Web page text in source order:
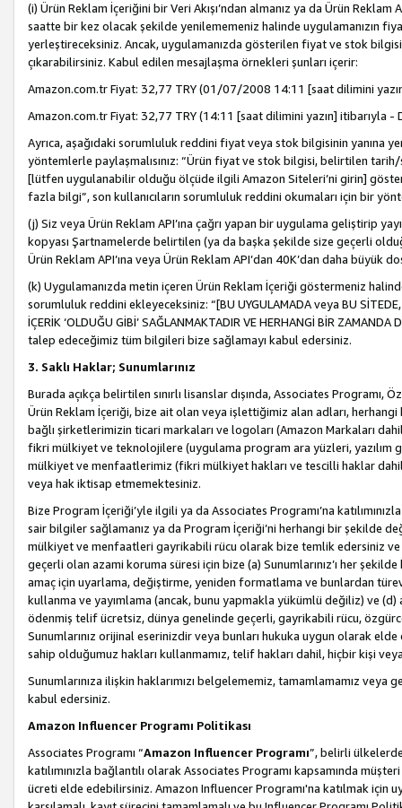
(i) Ürün Reklam İçeriğini bir Veri Akışı’ndan almanız ya da Ürün
saatte bir kez olacak şekilde yenilememeniz halinde uygulamanızın
yerleştireceksiniz. Ancak, uygulamanızda gösterilen fiyat ve stok
çıkarabilirsiniz. Kabul edilen mesajlaşma örnekleri şunları içerir:
Amazon.com.tr Fiyat: 32,77 TRY (01/07/2008 14:11 [saat dilimini
Amazon.com.tr Fiyat: 32,77 TRY (14:11 [saat dilimini yazın] itibarıyla -
Ayrıca, aşağıdaki sorumluluk reddini fiyat veya stok bilgisinin yanına
yöntemlerle paylaşmalısınız: “Ürün fiyat ve stok bilgisi, belirtilen
[lütfen uygulanabilir olduğu ölçüde ilgili Amazon Siteleri’ni girin]
fazla bilgi”, son kullanıcıların sorumluluk reddini okumaları için bir
(j) Siz veya Ürün Reklam API’ına çağrı yapan bir uygulama geliştirip
kopyası Şartnamelerde belirtilen (ya da başka şekilde size geçerli
Ürün Reklam API’ına veya Ürün Reklam API’dan 40K’dan daha büyük
(k) Uygulamanızda metin içeren Ürün Reklam İçeriği göstermeniz
sorumluluk reddini ekleyeceksiniz: “[BU UYGULAMADA veya BU SİTEDE,
İÇERİK ‘OLDUĞU GİBİ’ SAĞLANMAKTADIR VE HERHANGİ BİR
talep edeceğimiz tüm bilgileri bize sağlamayı kabul edersiniz.
3. Saklı Haklar; Sunumlarınız
Burada açıkça belirtilen sınırlı lisanslar dışında, Associates Programı,
Ürün Reklam İçeriği, bize ait olan veya işlettiğimiz alan adları,
bağlı şirketlerimizin ticari markaları ve logoları (Amazon Markaları
fikri mülkiyet ve teknolojilere (uygulama program ara yüzleri,
mülkiyet ve menfaatlerimiz (fikri mülkiyet hakları ve tescilli haklar
veya hak iktisap etmemektesiniz.
Bize Program İçeriği’yle ilgili ya da Associates Programı’na
sair bilgiler sağlamanız ya da Program İçeriği’ni herhangi bir şekilde
mülkiyet ve menfaatleri gayrikabili rücu olarak bize temlik edersiniz ve
geçerli olan azami koruma süresi için bize (a) Sunumlarınız’ı her
amaç için uyarlama, değiştirme, yeniden formatlama ve bunlardan türev
kullanma ve yayımlama (ancak, bunu yapmakla yükümlü değiliz) ve
ödenmiş telif ücretsiz, dünya genelinde geçerli, gayrikabili rücu,
Sunumlarınız orijinal eserinizdir veya bunları hukuka uygun olarak
sahip olduğumuz hakları kullanmamız, telif hakları dahil, hiçbir kişi
Sunumlarınıza ilişkin haklarımızı belgelememiz, tamamlamamız
kabul edersiniz.
Amazon Influencer Programı Politikası
Associates Programı “Amazon Influencer Programı”, belirli
katılımınızla bağlantılı olarak Associates Programı kapsamında
ücreti elde edebilirsiniz. Amazon Influencer Programı'na katılmak için